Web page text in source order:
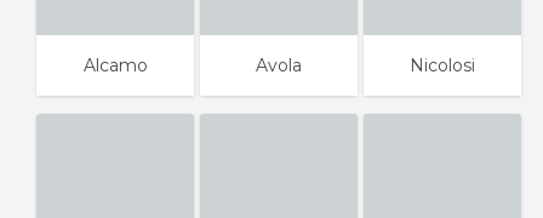
Alcamo Avola Nicolosi